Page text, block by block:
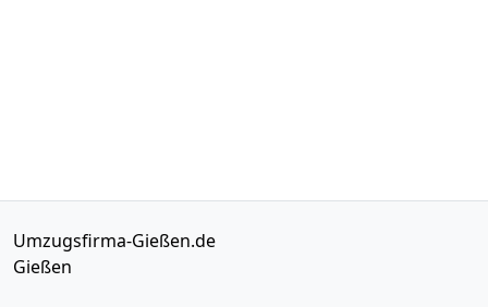
Umzugsfirma-Gießen.de
Gießen